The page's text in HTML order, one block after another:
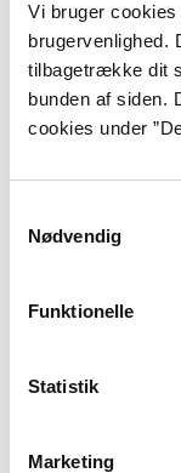
Vi bruger
brugervenlighed.
tilbagetrække dit
bunden af siden.
cookies under
Nødvendig
Funktionelle
Statistik
Marketing
øjet på
presset til at
Pios nye
rendyrket
arbejdede med
lidt op. Og så